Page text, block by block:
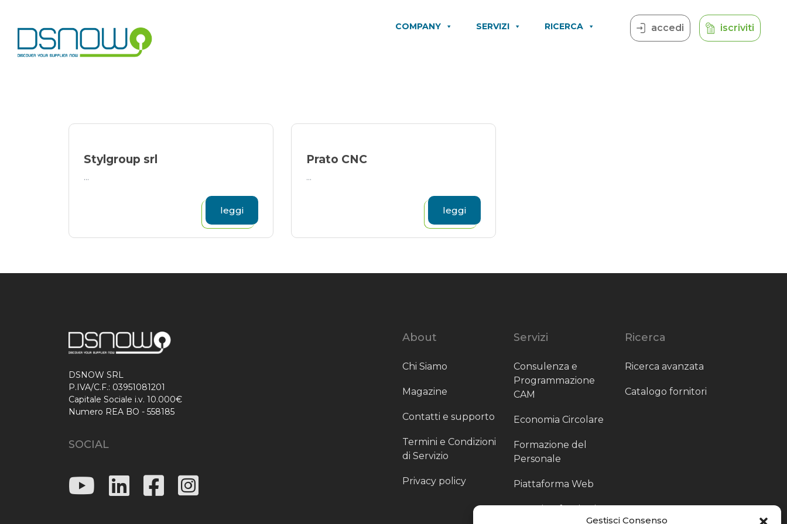
Gestisci Consenso
content
COMPANY SERVIZI RICERCA accedi iscriviti
Stylgroup srl
...
leggi
Prato CNC
...
leggi
DSNOW SRL
P.IVA/C.F.: 03951081201
Capitale Sociale i.v. 10.000€
Numero REA BO - 558185
SOCIAL
About
Chi Siamo
Magazine
Contatti e supporto
Termini e Condizioni
di Servizio
Privacy policy
Servizi
Consulenza e
Programmazione
CAM
Economia Circolare
Formazione del
Personale
Piattaforma Web
Scouting fornitori
Ricerca
Ricerca avanzata
Catalogo fornitori